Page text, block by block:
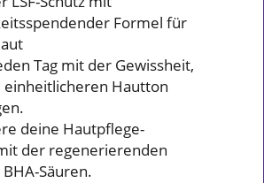
Formel für
Tag mit der Gewissheit,
einheitlicheren Hautton
deine Hautpflege-
der regenerierenden
Säuren.